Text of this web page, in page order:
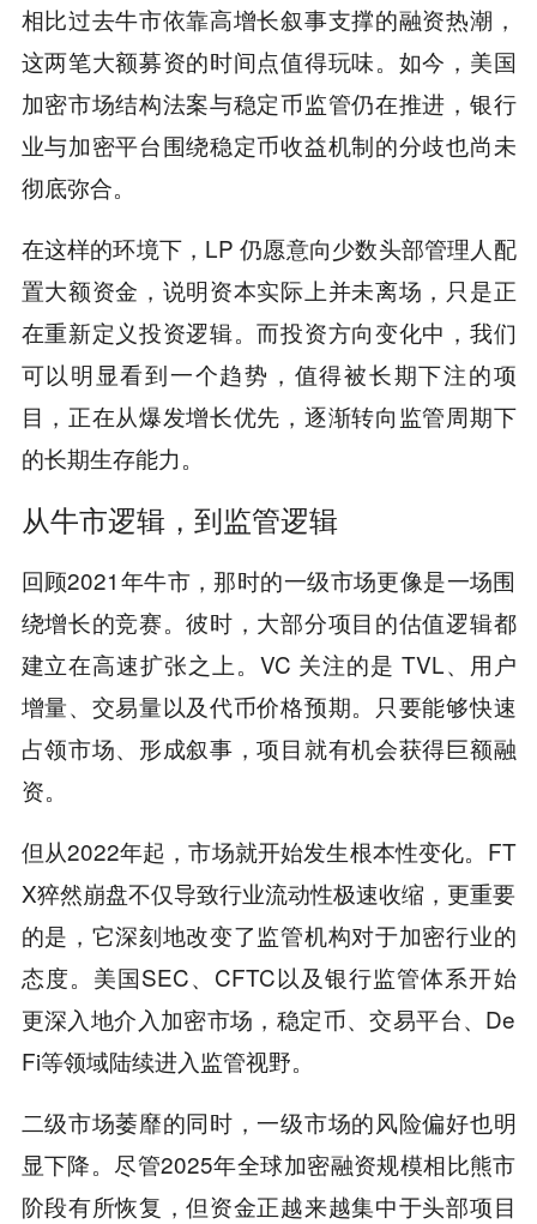
相比过去牛市依靠高增长叙事支撑的融资热潮，
这两笔大额募资的时间点值得玩味。如今，美国
加密市场结构法案与稳定币监管仍在推进，银行
业与加密平台围绕稳定币收益机制的分歧也尚未
彻底弥合。
在这样的环境下，LP 仍愿意向少数头部管理人配
置大额资金，说明资本实际上并未离场，只是正
在重新定义投资逻辑。而投资方向变化中，我们
可以明显看到一个趋势，值得被长期下注的项
目，正在从爆发增长优先，逐渐转向监管周期下
的长期生存能力。
从牛市逻辑，到监管逻辑
回顾2021年牛市，那时的一级市场更像是一场围
绕增长的竞赛。彼时，大部分项目的估值逻辑都
建立在高速扩张之上。VC 关注的是 TVL、用户
增量、交易量以及代币价格预期。只要能够快速
占领市场、形成叙事，项目就有机会获得巨额融
资。
但从2022年起，市场就开始发生根本性变化。FT
X猝然崩盘不仅导致行业流动性极速收缩，更重要
的是，它深刻地改变了监管机构对于加密行业的
态度。美国SEC、CFTC以及银行监管体系开始
更深入地介入加密市场，稳定币、交易平台、De
Fi等领域陆续进入监管视野。
二级市场萎靡的同时，一级市场的风险偏好也明
显下降。尽管2025年全球加密融资规模相比熊市
阶段有所恢复，但资金正越来越集中于头部项目